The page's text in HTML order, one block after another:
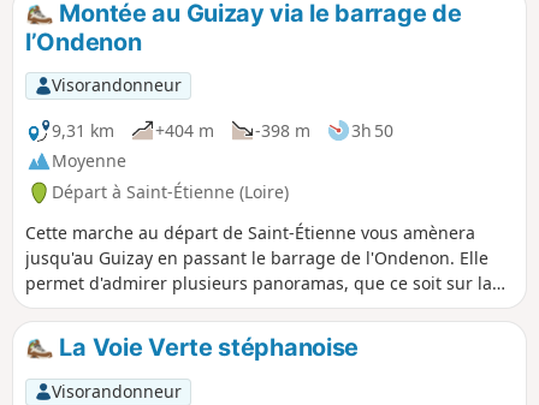
Montée au Guizay via le barrage de
l’Ondenon
Visorandonneur
9,31 km
+404 m -398 m
3h 50
Moyenne
Départ à Saint-Étienne (Loire)
Cette marche au départ de Saint-Étienne vous amènera
jusqu'au Guizay en passant le barrage de l'Ondenon. Elle
permet d'admirer plusieurs panoramas, que ce soit sur la
vallée de l'Ondaine, Saint-Étienne ou la plaine du Forez.
La Voie Verte stéphanoise
Visorandonneur